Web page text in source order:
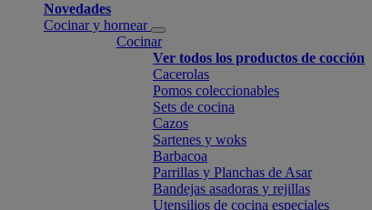
Novedades
Cocinar y hornear
Cocinar
Ver todos los productos de cocción
Cacerolas
Pomos coleccionables
Sets de cocina
Cazos
Sartenes y woks
Barbacoa
Parrillas y Planchas de Asar
Bandejas asadoras y rejillas
Utensilios de cocina especiales